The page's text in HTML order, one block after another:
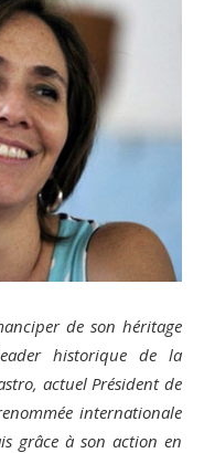
de son héritage
historique de la
actuel Président de
internationale
grâce à son action en